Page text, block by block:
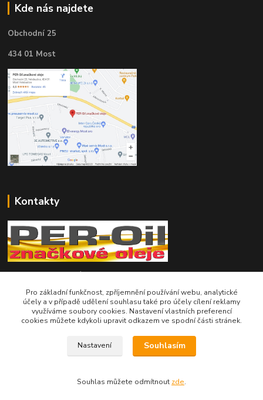
Kde nás najdete
Obchodní 25
434 01 Most
Kontakty
Telefon pro technické dotazy: 775 113 255
Telefon do našeho obchodu : 774 993 479
info@znackoveoleje.cz
Pro základní funkčnost, zpříjemnění používání webu, analytické
účely a v případě udělení souhlasu také pro účely cílení reklamy
využíváme soubory cookies. Nastavení vlastních preferencí
cookies můžete kdykoli upravit odkazem ve spodní části stránek.
Nastavení Souhlasím
Souhlas můžete odmítnout zde.